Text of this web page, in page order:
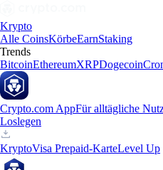
Krypto
Alle CoinsKörbeEarnStaking
Trends
BitcoinEthereumXRPDogecoin
Crypto.com AppFür alltägliche
Loslegen
KryptoVisa Prepaid-KarteLevel Up